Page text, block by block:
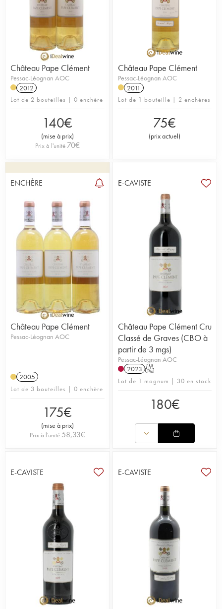
Château Pape Clément
Pessac-Léognan AOC
2012
Lot de 2 bouteilles | 0 enchère
140€
(mise à prix)
Prix à l'unité 70€
Château Pape Clément
Pessac-Léognan AOC
2011
Lot de 1 bouteille | 2 enchères
75€
(prix actuel)
ENCHÈRE
Château Pape Clément
Pessac-Léognan AOC
2005
Lot de 3 bouteilles | 0 enchère
175€
(mise à prix)
Prix à l'unité 58,33€
E-CAVISTE
Château Pape Clément Cru
Classé de Graves (CBO à
partir de 3 mgs)
Pessac-Léognan AOC
2023 T
Lot de 1 magnum | 30 en stock
180€
E-CAVISTE E-CAVISTE